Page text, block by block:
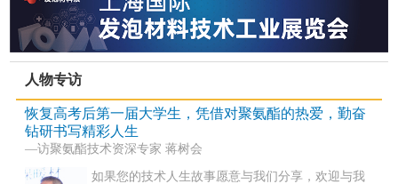
人物专访
恢复高考后第一届大学生，凭借对聚氨酯的热爱，勤奋
钻研书写精彩人生
—访聚氨酯技术资深专家 蒋树会
如果您的技术人生故事愿意与我们分享，欢迎与我